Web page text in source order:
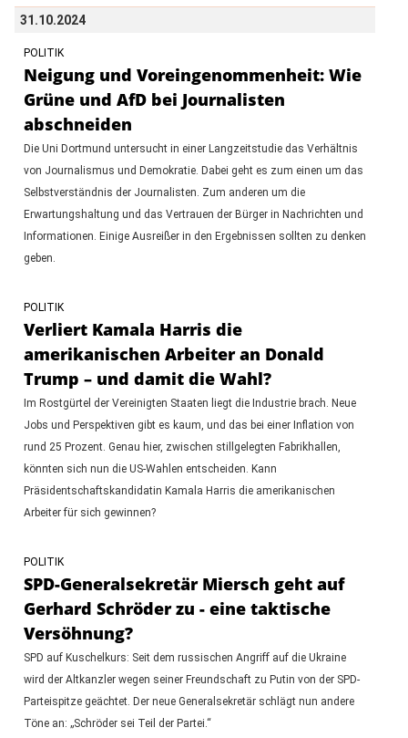
31.10.2024
POLITIK
Neigung und Voreingenommenheit: Wie
Grüne und AfD bei Journalisten
abschneiden
Die Uni Dortmund untersucht in einer Langzeitstudie das Verhältnis
von Journalismus und Demokratie. Dabei geht es zum einen um das
Selbstverständnis der Journalisten. Zum anderen um die
Erwartungshaltung und das Vertrauen der Bürger in Nachrichten und
Informationen. Einige Ausreißer in den Ergebnissen sollten zu denken
geben.
POLITIK
Verliert Kamala Harris die
amerikanischen Arbeiter an Donald
Trump – und damit die Wahl?
Im Rostgürtel der Vereinigten Staaten liegt die Industrie brach. Neue
Jobs und Perspektiven gibt es kaum, und das bei einer Inflation von
rund 25 Prozent. Genau hier, zwischen stillgelegten Fabrikhallen,
könnten sich nun die US-Wahlen entscheiden. Kann
Präsidentschaftskandidatin Kamala Harris die amerikanischen
Arbeiter für sich gewinnen?
POLITIK
SPD-Generalsekretär Miersch geht auf
Gerhard Schröder zu - eine taktische
Versöhnung?
SPD auf Kuschelkurs: Seit dem russischen Angriff auf die Ukraine
wird der Altkanzler wegen seiner Freundschaft zu Putin von der SPD-
Parteispitze geächtet. Der neue Generalsekretär schlägt nun andere
Töne an: „Schröder sei Teil der Partei.“